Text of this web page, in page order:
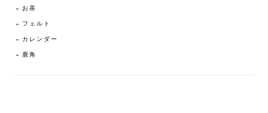
お茶
フェルト
カレンダー
鹿角